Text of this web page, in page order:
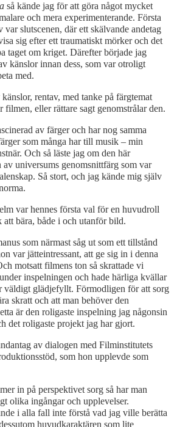
så kände jag för att göra något mycket
och mera experimenterande. Första
var slutscenen, där ett skälvande andetag
sig efter ett traumatiskt mörker och det
taget om kriget. Därefter började jag
känslor innan dess, som var otroligt
med.
rentav, med tanke på färgtemat
filmen, eller rättare sagt genomstrålar den.
av färger och har nog samma
som många har till musik – min
Och så läste jag om den här
av universums genomsnittfärg som var
Så stort, och jag kände mig själv
var hennes första val för en huvudroll
att bära, både i och utanför bild.
som närmast såg ut som ett tillstånd
var jätteintressant, att ge sig in i denna
motsatt filmens ton så skrattade vi
inspelningen och hade härliga kvällar
väldigt glädjefyllt. Förmodligen för att sorg
skratt och att man behöver den
är den roligaste inspelning jag någonsin
det roligaste projekt jag har gjort.
av dialogen med Filminstitutets
som hon upplevde som
in på perspektivet sorg så har man
olika ingångar och upplevelser.
i alla fall inte förstå vad jag ville berätta
huvudkaraktären som lite